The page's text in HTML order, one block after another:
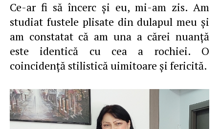
Ce-ar fi să încerc şi eu, mi-am zis. Am
studiat fustele plisate din dulapul meu şi
am constatat că am una a cărei nuanţă
este identică cu cea a rochiei. O
coincidenţă stilistică uimitoare şi fericită.